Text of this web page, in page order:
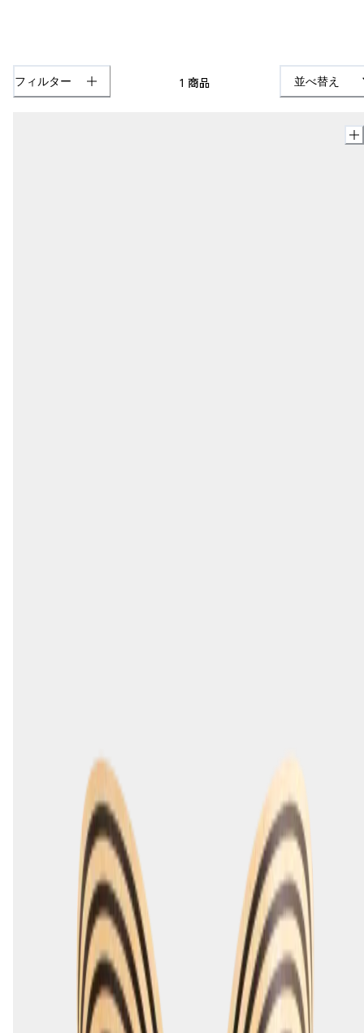
フィルター 1 商品 並べ替え